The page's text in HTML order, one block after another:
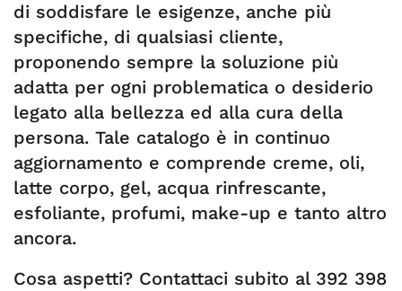
di soddisfare le esigenze, anche più
specifiche, di qualsiasi cliente,
proponendo sempre la soluzione più
adatta per ogni problematica o desiderio
legato alla bellezza ed alla cura della
persona. Tale catalogo è in continuo
aggiornamento e comprende creme, oli,
latte corpo, gel, acqua rinfrescante,
esfoliante, profumi, make-up e tanto altro
ancora.
Cosa aspetti? Contattaci subito al 392 398